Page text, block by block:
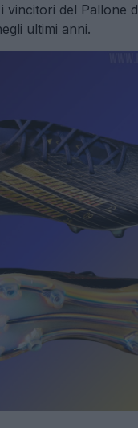
vincitori del Pallone
ultimi anni.